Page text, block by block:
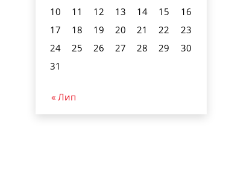
10
11 12 13 14 15
16
17
18 19 20 21 22
23
24
25 26 27 28 29
30
31
« Лип